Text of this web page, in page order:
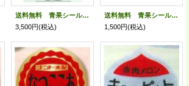
送料無料 青果シール スイカ ピノガール 1000枚 ナント種苗(株)
3,500円(税込)
送料無料 青果シール メロン マルセイユ 1000枚入り （株）サカタのタネ
1,500円(税込)